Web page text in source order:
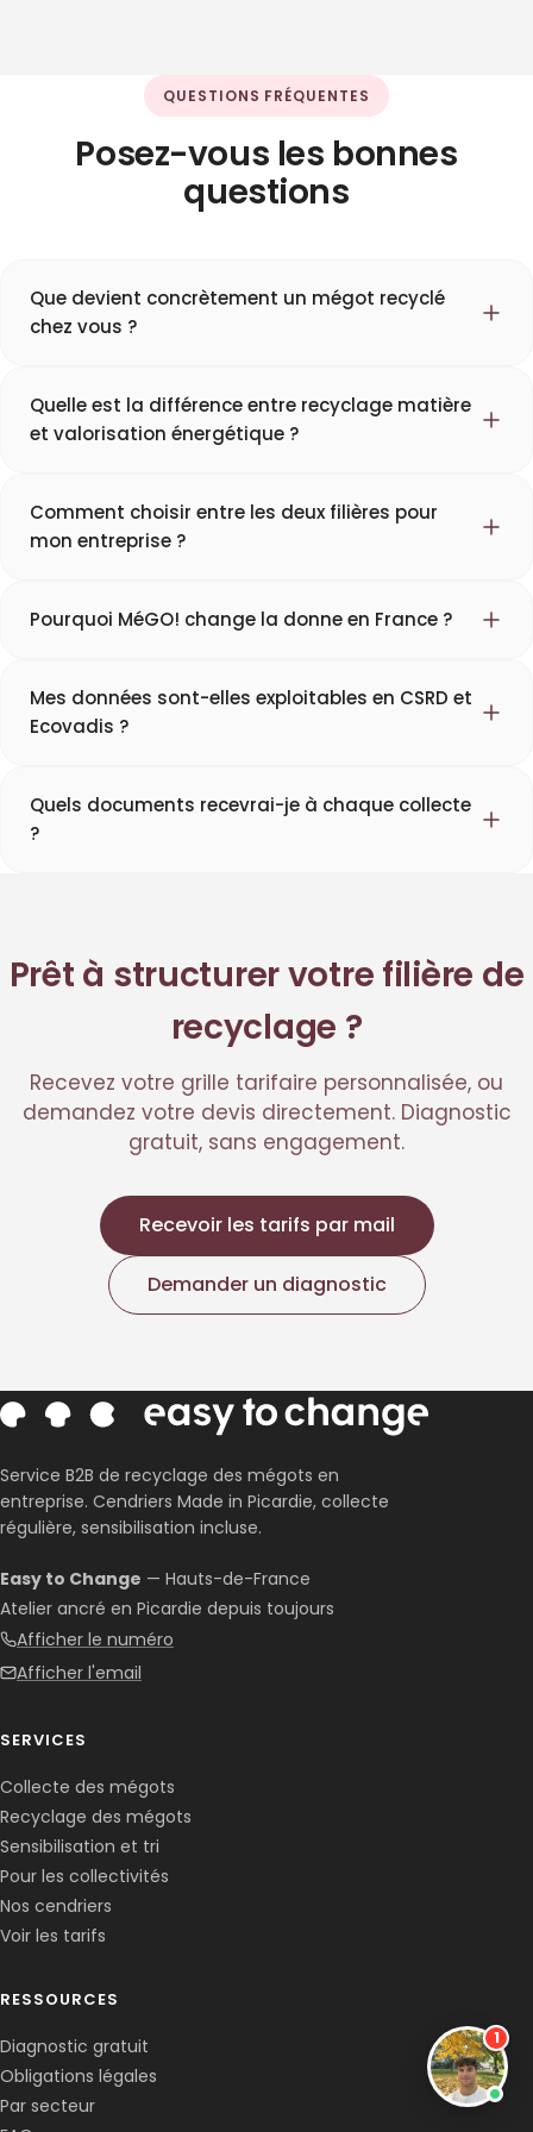
QUESTIONS FRÉQUENTES
Posez-vous les bonnes
questions
Que devient concrètement un mégot recyclé
chez vous ?
Quelle est la différence entre recyclage matière
et valorisation énergétique ?
Comment choisir entre les deux filières pour
mon entreprise ?
Pourquoi MéGO! change la donne en France ?
Mes données sont-elles exploitables en CSRD et
Ecovadis ?
Quels documents recevrai-je à chaque collecte
?
Prêt à structurer votre filière de
recyclage ?
Recevez votre grille tarifaire personnalisée, ou
demandez votre devis directement. Diagnostic
gratuit, sans engagement.
Recevoir les tarifs par mail
Demander un diagnostic
Service B2B de recyclage des mégots en
entreprise. Cendriers Made in Picardie, collecte
régulière, sensibilisation incluse.
Easy to Change — Hauts-de-France
Atelier ancré en Picardie depuis toujours
Afficher le numéro
Afficher l'email
SERVICES
Collecte des mégots
Recyclage des mégots
Sensibilisation et tri
Pour les collectivités
Nos cendriers
Voir les tarifs
RESSOURCES
Diagnostic gratuit
Obligations légales
Par secteur
1